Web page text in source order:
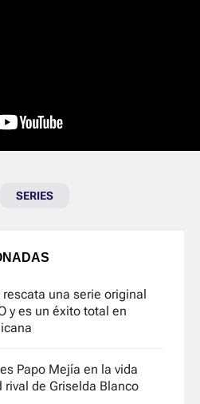
SERIES
una serie original
y es un éxito total en
Papo Mejía en la vida
rival de Griselda Blanco